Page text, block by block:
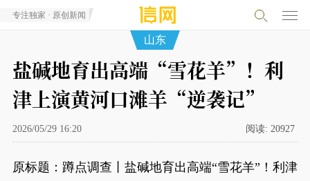
专注独家 · 原创新闻
山东
盐碱地育出高端“雪花羊”！利
津上演黄河口滩羊“逆袭记”
2026/05/29 16:20 阅读: 20927
原标题：蹲点调查丨盐碱地育出高端“雪花羊”！利津